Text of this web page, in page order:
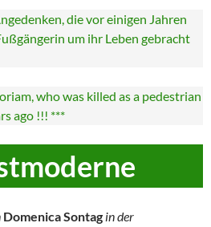
die vor einigen Jahren
um ihr Leben gebracht
who was killed as a pedestrian
ago !!! ***
Domenica Sontag in der